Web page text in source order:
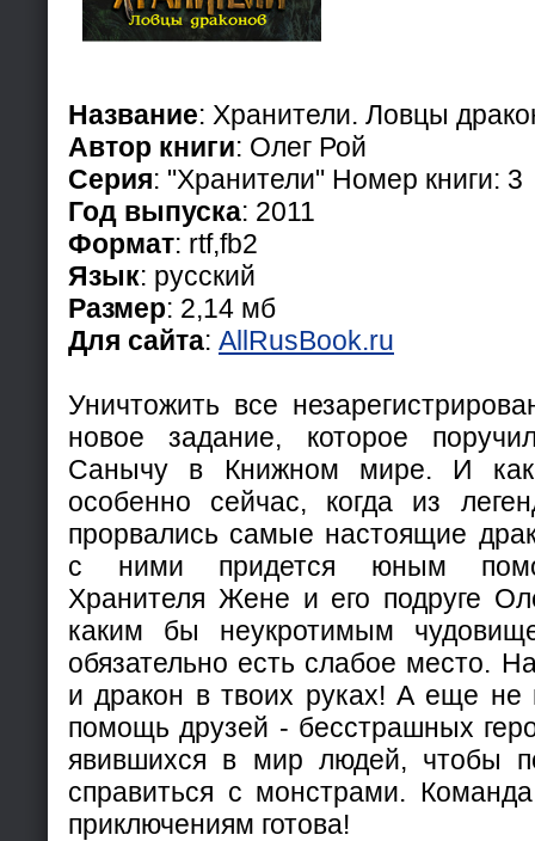
Название: Хранители. Ловцы
Автор книги: Олег Рой
Серия: "Хранители" Номер книги: 3
Год выпуска: 2011
Формат: rtf,fb2
Язык: русский
Размер: 2,14 мб
Для сайта: AllRusBook.ru
Уничтожить все
новое задание, которое
Санычу в Книжном мире. И
особенно сейчас, когда из
прорвались самые настоящие
с ними придется юным
Хранителя Жене и его подруге
каким бы неукротимым
обязательно есть слабое место.
и дракон в твоих руках! А еще
помощь друзей - бесстрашных
явившихся в мир людей, чтобы
справиться с монстрами.
приключениям готова!